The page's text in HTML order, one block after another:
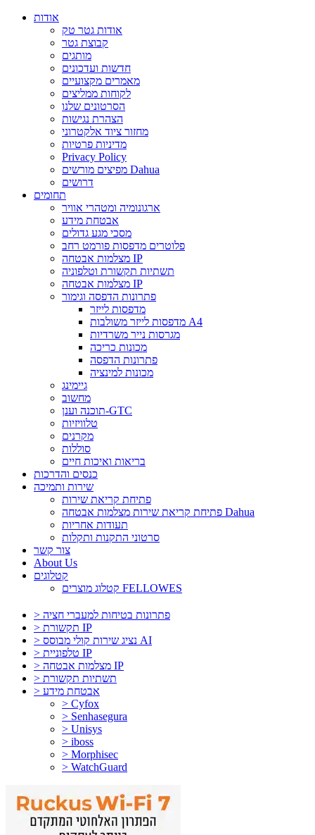
אודות
אודות גטר טק
קבוצת גטר
מותגים
חדשות ועדכונים
מאמרים מקצועיים
לקוחות ממליצים
הסרטונים שלנו
הצהרת נגישות
מחזור ציוד אלקטרוני
מדיניות פרטיות
Privacy Policy
מפיצים מורשים Dahua
דרושים
תחומים
ארגונומיה ומטהרי אוויר
אבטחת מידע
מסכי מגע גדולים
פלוטרים מדפסות פורמט רחב
מצלמות אבטחה IP
תשתיות תקשורת וטלפוניה
מצלמות אבטחה IP
פתרונות הדפסה וגימור
מדפסות לייזר
מדפסות לייזר משולבות A4
מגרסות נייר משרדיות
מכונות כריכה
פתרונות הדפסה
מכונות למינציה
גיימינג
מחשוב
תוכנה וענן-GTC
טלוויזיות
מקרנים
סוללות
בריאות ואיכות חיים
כנסים והדרכות
שירות ותמיכה
פתיחת קריאת שירות
פתיחת קריאת שירות מצלמות אבטחה Dahua
תעודות אחריות
סרטוני התקנות ותקלות
צור קשר
About Us
קטלוגים
קטלוג מוצרים FELLOWES
> פתרונות בטיחות למעברי חציה
> תקשורת IP
> נציג שירות קולי מבוסס AI
> טלפוניית IP
> מצלמות אבטחה IP
> תשתיות תקשורת
> אבטחת מידע
> Cyfox
> Senhasegura
> Unisys
> iboss
> Morphisec
> WatchGuard